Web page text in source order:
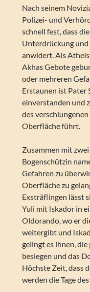
Nach seinem
Polizei- und
schnell fest, dass
Unterdrückung
anwidert. Als
Akhas Gebote
oder mehreren
Erstaunen ist Pater
einverstanden und
des
Oberfläche führt.
Zusammen mit
Bogenschützin
Gefahren zu
Oberfläche zu
Exsträflingen lässt
Yuli mit Iskador in
Oldorando, wo er
weitergibt und
gelingt es ihnen,
besiegen und das
Höchste Zeit, dass
werden die Tage